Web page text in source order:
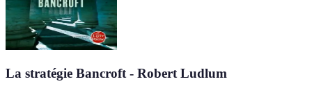
La stratégie Bancroft - Robert Ludlum